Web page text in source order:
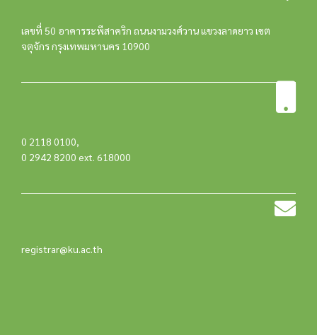
เลขที่ 50 อาคารระพีสาคริก ถนนงามวงศ์วาน แขวงลาดยาว เขต
จตุจักร กรุงเทพมหานคร 10900
0 2118 0100,
0 2942 8200 ext. 618000
registrar@ku.ac.th